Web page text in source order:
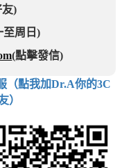
)
至周日)
(點擊發信)
（點我加Dr.A你的3C
）